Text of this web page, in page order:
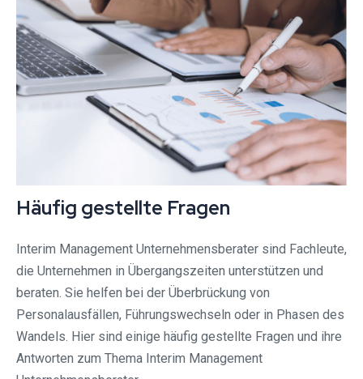
Häufig gestellte Fragen
Interim Management Unternehmensberater sind Fachleute,
die Unternehmen in Übergangszeiten unterstützen und
beraten. Sie helfen bei der Überbrückung von
Personalausfällen, Führungswechseln oder in Phasen des
Wandels. Hier sind einige häufig gestellte Fragen und ihre
Antworten zum Thema Interim Management